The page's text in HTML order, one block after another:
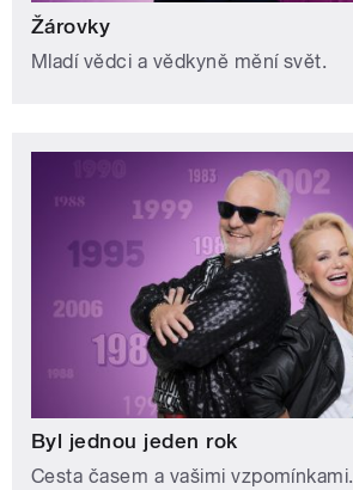
Žárovky
Mladí vědci a vědkyně mění svět.
Byl jednou jeden rok
Cesta časem a vašimi vzpomínkami.